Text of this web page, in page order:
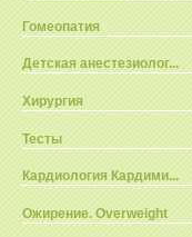
Гомеопатия
Детская анестезиолог...
Хирургия
Тесты
Кардиология Кардими...
Ожирение. Overweight